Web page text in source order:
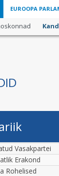
EUROOPA
Vasakpartei
Erakond
Rohelised